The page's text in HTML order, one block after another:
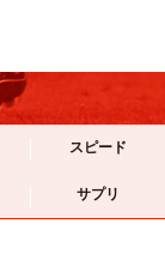
スピード
サプリ